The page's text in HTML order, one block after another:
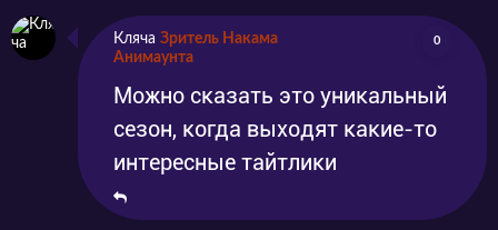
Кляча Зритель Накама
Анимаунта
0
Можно сказать это уникальный
сезон, когда выходят какие-то
интересные тайтлики